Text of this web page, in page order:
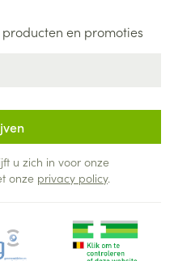
en promoties
u zich in voor onze
onze privacy policy.